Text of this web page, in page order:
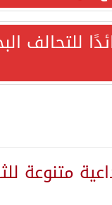
للتحالف
متنوعة